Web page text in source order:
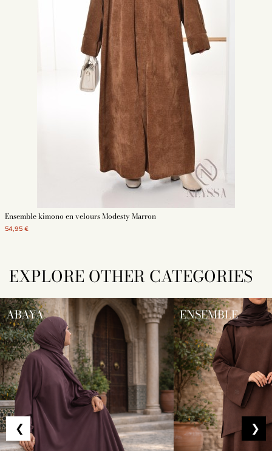
Ensemble kimono en velours Modesty Marron
54,95 €
EXPLORE OTHER CATEGORIES
ABAYA ENSEMBLE
❮ ❯